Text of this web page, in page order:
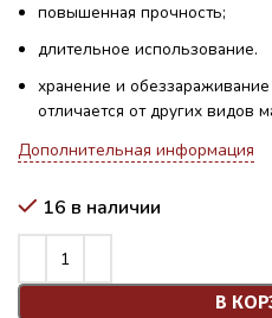
повышенная прочность;
длительное использование.
хранение и
отличается от других видов
Дополнительная информация
16 в наличии
В